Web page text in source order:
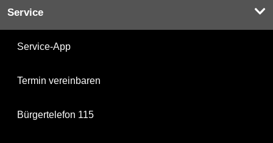
Service
Service-App
Termin vereinbaren
Bürgertelefon 115